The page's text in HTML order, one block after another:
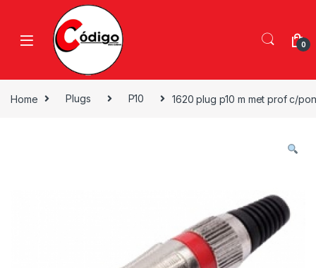
0
Home Plugs P10 1620 plug p10 m met prof c/